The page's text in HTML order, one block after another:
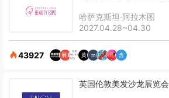
哈萨克斯坦·阿拉木图
2027.04.28~04.30
43927
英国伦敦美发沙龙展览会